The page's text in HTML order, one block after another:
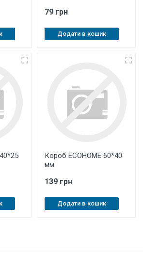
79 грн
Додати в кошик
Короб ЕСОНОМЕ 60*40
мм
139 грн
Додати в кошик